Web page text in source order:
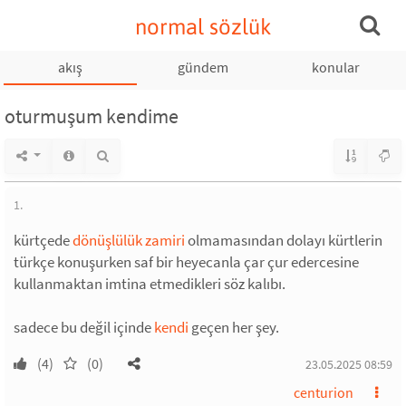
normal sözlük
akış gündem konular
oturmuşum kendime
1.
kürtçededönüşlülük zamiriolmamasından dolayı kürtlerin
türkçe konuşurken saf bir heyecanla çar çur edercesine
kullanmaktan imtina etmedikleri söz kalıbı.
sadece bu değil içindekendi geçen her şey.
(4) (0) 23.05.2025 08:59
centurion